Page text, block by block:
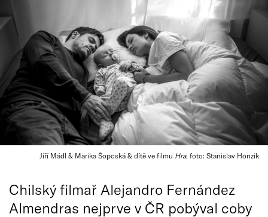
Jiří Mádl & Marika Šoposká & dítě ve filmu Hra, foto: Stanislav Honzik
Chilský filmař Alejandro Fernández
Almendras nejprve v ČR pobýval coby